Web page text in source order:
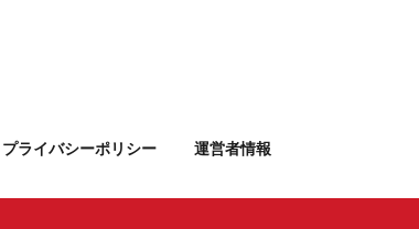
プライバシーポリシー 運営者情報